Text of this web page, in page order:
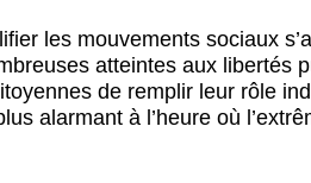
les mouvements sociaux
atteintes aux libertés
de remplir leur rôle
alarmant à l’heure où